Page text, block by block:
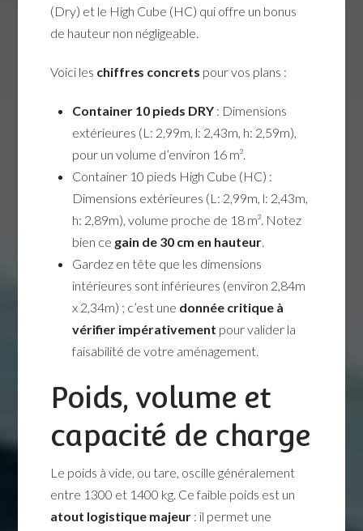
(Dry) et le High Cube (HC) qui offre un bonus
de hauteur non négligeable.
Voici les chiffres concrets pour vos plans :
Container 10 pieds DRY: Dimensions
extérieures (L: 2,99m, l: 2,43m, h: 2,59m),
pour un volume d’environ 16 m³.
Container 10 pieds High Cube (HC) :
Dimensions extérieures (L: 2,99m, l: 2,43m,
h: 2,89m), volume proche de 18 m³. Notez
bien ce gain de 30 cm en hauteur.
Gardez en tête que les dimensions
intérieures sont inférieures (environ 2,84m
x 2,34m) ; c’est une donnée critique à
vérifier impérativement pour valider la
faisabilité de votre aménagement.
Poids, volume et
capacité de charge
Le poids à vide, ou tare, oscille généralement
entre 1300 et 1400 kg. Ce faible poids est un
atout logistique majeur : il permet une